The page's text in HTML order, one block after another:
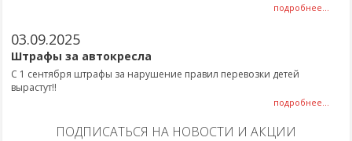
подробнее...
03.09.2025
Штрафы за автокресла
С 1 сентября штрафы за нарушение правил перевозки детей
вырастут!!
подробнее...
ПОДПИСАТЬСЯ НА НОВОСТИ И АКЦИИ